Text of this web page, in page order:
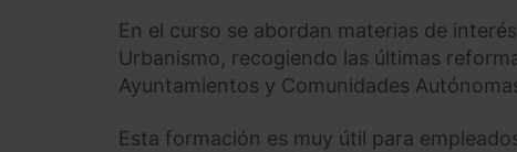
En el curso se abordan materias de
Urbanismo, recogiendo las últimas
Ayuntamientos y Comunidades
Esta formación es muy útil para